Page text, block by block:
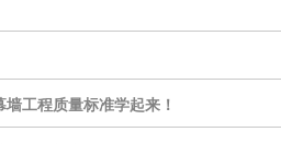
工程质量标准学起来！